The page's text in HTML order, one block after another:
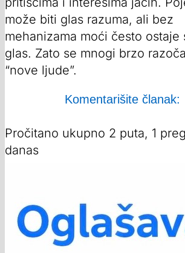
može biti glas razuma, ali bez
mehanizama moći često ostaje
glas. Zato se mnogi brzo
“nove ljude”.
Komentarišite članak:
Pročitano ukupno 2 puta, 1
danas